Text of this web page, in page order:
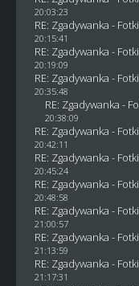
20:03:23
RE: Zgadywanka -
20:15:41
RE: Zgadywanka -
20:19:09
RE: Zgadywanka -
20:35:48
RE: Zgadywanka -
20:38:09
RE: Zgadywanka -
20:42:11
RE: Zgadywanka -
20:45:24
RE: Zgadywanka -
20:48:58
RE: Zgadywanka -
21:00:57
RE: Zgadywanka -
21:13:59
RE: Zgadywanka -
21:17:31